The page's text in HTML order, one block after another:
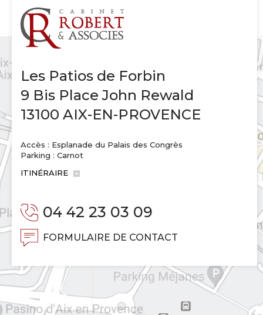
Les Patios de Forbin
9 Bis Place John Rewald
13100 AIX-EN-PROVENCE
Accès : Esplanade du Palais des Congrès
Parking : Carnot
ITINÉRAIRE
04 42 23 03 09
FORMULAIRE DE CONTACT